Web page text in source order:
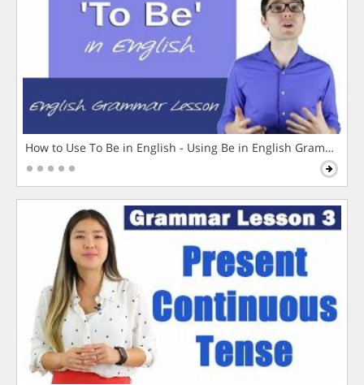
How to Use To Be in English - Using Be in English Grammar